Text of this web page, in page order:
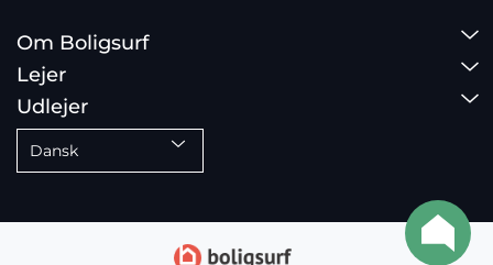
Om Boligsurf
Lejer
Udlejer